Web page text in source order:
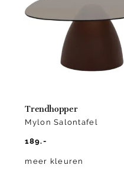
Trendhopper
Mylon Salontafel
189.-
meer kleuren